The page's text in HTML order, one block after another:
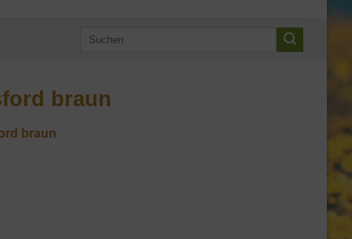
Suchen
braun
braun